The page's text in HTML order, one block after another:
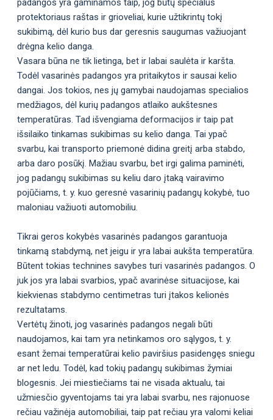
protektoriaus raštas ir grioveliai, kurie užtikrintų tokį
sukibimą, dėl kurio bus dar geresnis saugumas važiuojant
drėgna kelio danga.
Vasara būna ne tik lietinga, bet ir labai saulėta ir karšta.
Todėl vasarinės padangos yra pritaikytos ir sausai kelio
dangai. Jos tokios, nes jų gamybai naudojamas specialios
medžiagos, dėl kurių padangos atlaiko aukštesnes
temperatūras. Tad išvengiama deformacijos ir taip pat
išsilaiko tinkamas sukibimas su kelio danga. Tai ypač
svarbu, kai transporto priemonė didina greitį arba stabdo,
arba daro posūkį. Mažiau svarbu, bet irgi galima paminėti,
jog padangų sukibimas su keliu daro įtaką vairavimo
pojūčiams, t. y. kuo geresnė vasarinių padangų kokybė, tuo
maloniau važiuoti automobiliu.
Tikrai geros kokybės vasarinės padangos garantuoja
tinkamą stabdymą, net jeigu ir yra labai aukšta temperatūra.
Būtent tokias technines savybes turi vasarinės padangos. O
juk jos yra labai svarbios, ypač avarinėse situacijose, kai
kiekvienas stabdymo centimetras turi įtakos kelionės
rezultatams.
Vertėtų žinoti, jog vasarinės padangos negali būti
naudojamos, kai tam yra netinkamos oro sąlygos, t. y.
esant žemai temperatūrai kelio paviršius pasidengęs sniegu
ar net ledu. Todėl, kad tokių padangų sukibimas žymiai
blogesnis. Jei miestiečiams tai ne visada aktualu, tai
užmiesčio gyventojams tai yra labai svarbu, nes rajonuose
rečiau važinėja automobiliai, taip pat rečiau yra valomi keliai